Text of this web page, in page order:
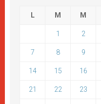
L M M
1 2
7 8 9
14 15 16
21 22 23